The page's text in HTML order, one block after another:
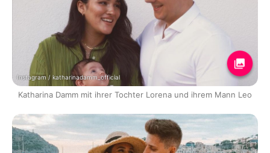
Instagram / katharinadamm_official
Katharina Damm mit ihrer Tochter Lorena und ihrem Mann Leo